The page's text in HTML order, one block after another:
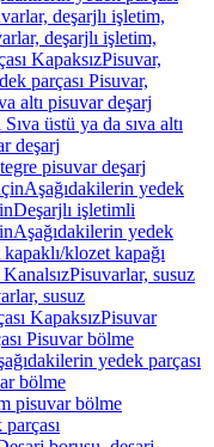
deşarjlı işletim,
deşarjlı işletim,
KapaksızPisuvar,
parçası Pisuvar,
altı pisuvar deşarj
üstü ya da sıva altı
deşarj
pisuvar deşarj
Aşağıdakilerin yedek
Deşarjlı işletimli
Aşağıdakilerin yedek
klozet kapağı
Pisuvarlar, susuz
susuz
KapaksızPisuvar
Pisuvar bölme
yedek parçası
bölme
pisuvar bölme